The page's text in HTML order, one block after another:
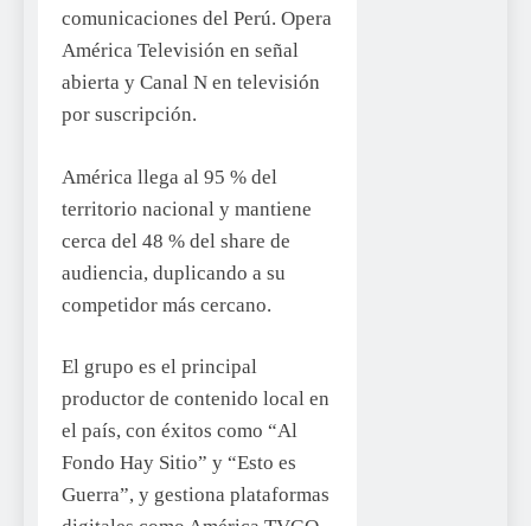
comunicaciones del Perú. Opera
América Televisión en señal
abierta y Canal N en televisión
por suscripción.
América llega al 95 % del
territorio nacional y mantiene
cerca del 48 % del share de
audiencia, duplicando a su
competidor más cercano.
El grupo es el principal
productor de contenido local en
el país, con éxitos como “Al
Fondo Hay Sitio” y “Esto es
Guerra”, y gestiona plataformas